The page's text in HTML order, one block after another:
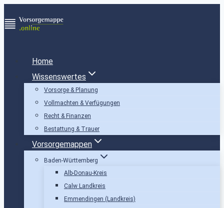
Inhalt
Home
Wissenswertes
Vorsorge & Planung
Vollmachten & Verfügungen
Recht & Finanzen
Bestattung & Trauer
Vorsorgemappen
Baden-Württemberg
Alb-Donau-Kreis
Calw Landkreis
Emmendingen (Landkreis)